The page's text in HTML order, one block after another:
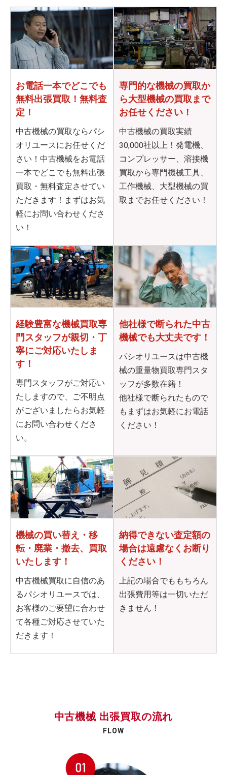
お電話一本でどこでも
無料出張買取！無料査
定！
中古機械の買取ならパシ
オリユースにお任せくだ
さい！中古機械をお電話
一本でどこでも無料出張
買取・無料査定させてい
ただきます！まずはお気
軽にお問い合わせくださ
い！
専門的な機械の買取か
ら大型機械の買取まで
お任せください！
中古機械の買取実績
30,000社以上！発電機、
コンプレッサー、溶接機
買取から専門機械工具、
工作機械、大型機械の買
取までお任せください！
経験豊富な機械買取専
門 スタッフが親切・丁
寧にご対応いたしま
す！
専門スタッフがご対応い
たしますので、ご不明点
がございましたらお気軽
にお問い合わせくださ
い。
他社様で断られた中古
機械でも大丈夫です！
パシオリユースは中古機
械の重量物買取専門スタ
ッフが多数在籍！
他社様で断られたもので
もまずはお気軽にお電話
ください！
機械の買い替え・移
転・ 廃業・撤去、買取
いたします！
中古機械買取に自信のあ
るパシオリユースでは、
お客様のご要望に合わせ
て各種ご対応させていた
だきます！
納得できない査定額の
場合は遠慮なくお断り
ください！
上記の場合でももちろん
出張費用等は一切いただ
きません！
中古機械 出張買取の流れ
FLOW